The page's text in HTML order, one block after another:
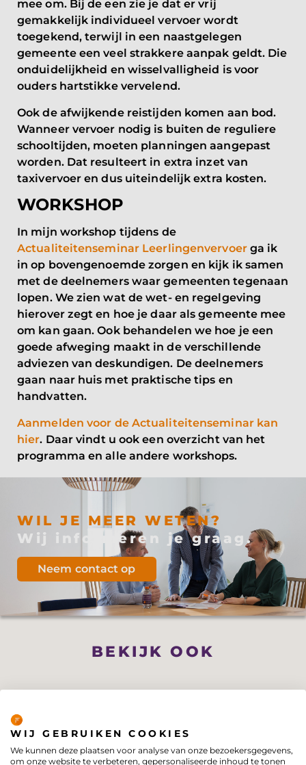
mee om. Bij de een zie je dat er vrij
gemakkelijk individueel vervoer wordt
toegekend, terwijl in een naastgelegen
gemeente een veel strakkere aanpak geldt. Die
onduidelijkheid en wisselvalligheid is voor
ouders hartstikke vervelend.
Ook de afwijkende reistijden komen aan bod.
Wanneer vervoer nodig is buiten de reguliere
schooltijden, moeten planningen aangepast
worden. Dat resulteert in extra inzet van
taxivervoer en dus uiteindelijk extra kosten.
WORKSHOP
In mijn workshop tijdens de
Actualiteitenseminar Leerlingenvervoerga ik
in op bovengenoemde zorgen en kijk ik samen
met de deelnemers waar gemeenten tegenaan
lopen. We zien wat de wet- en regelgeving
hierover zegt en hoe je daar als gemeente mee
om kan gaan. Ook behandelen we hoe je een
goede afweging maakt in de verschillende
adviezen van deskundigen. De deelnemers
gaan naar huis met praktische tips en
handvatten.
Aanmelden voor de Actualiteitenseminar kan
hier. Daar vindt u ook een overzicht van het
programma en alle andere workshops.
WIL JE MEER WETEN?
Wij informeren je graag.
Neem contact op
BEKIJK OOK
WIJ GEBRUIKEN COOKIES
We kunnen deze plaatsen voor analyse van onze bezoekersgegevens,
om onze website te verbeteren, gepersonaliseerde inhoud te tonen